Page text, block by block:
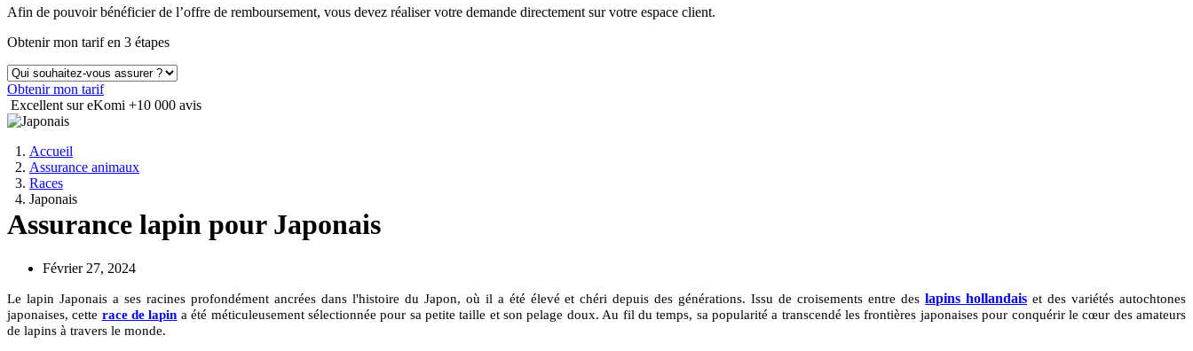
Afin de pouvoir bénéficier de l’offre de remboursement, vous devez réaliser votre demande directement sur votre espace client.
Obtenir mon tarif en 3 étapes
Obtenir mon tarif
Excellent sur eKomi +10 000 avis
Accueil
Assurance animaux
Races
Japonais
Assurance lapin pour Japonais
Février 27, 2024
Le lapin Japonais a ses racines profondément ancrées dans l'histoire du Japon, où il a été élevé et chéri depuis des générations. Issu de croisements entre deslapins hollandais et des variétés autochtones
japonaises, cette race de lapin a été méticuleusement sélectionnée pour sa petite taille et son pelage doux. Au fil du temps, sa popularité a transcendé les frontières japonaises pour conquérir le cœur des amateurs
de lapins à travers le monde.